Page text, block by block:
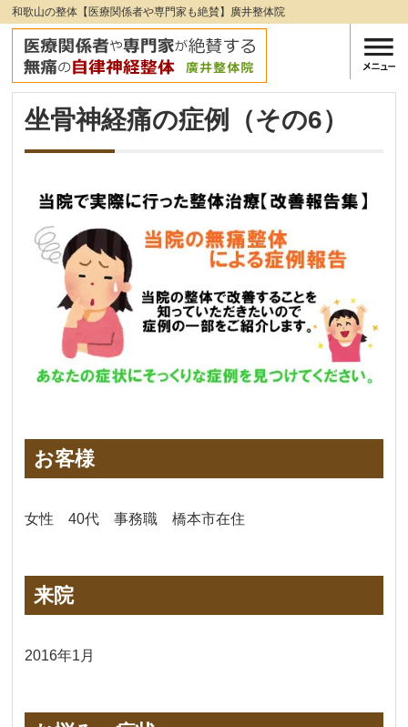
和歌山の整体【医療関係者や専門家も絶賛】廣井整体院
坐骨神経痛の症例（その6）
お客様
女性 40代 事務職 橋本市在住
来院
2016年1月